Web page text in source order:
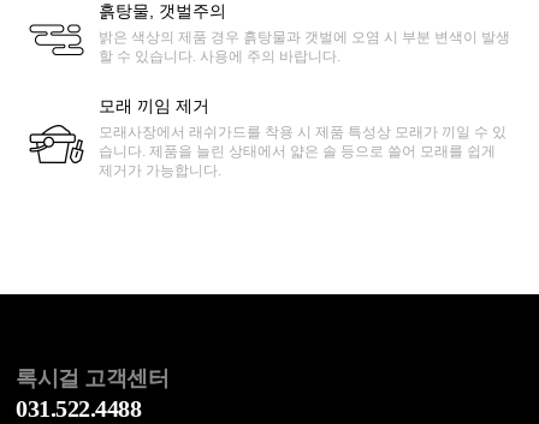
흙탕물, 갯벌주의
밝은 색상의 제품 경우 흙탕물과 갯벌에 오염 시 부분 변색이 발생
할 수 있습니다. 사용에 주의 바랍니다.
모래 끼임 제거
모래사장에서 래쉬가드를 착용 시 제품 특성상 모래가 끼일 수 있
습니다. 제품을 늘린 상태에서 얇은 솔 등으로 쓸어 모래를 쉽게
제거가 가능합니다.
록시걸 고객센터
031.522.4488